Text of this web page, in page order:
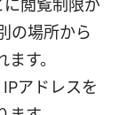
閲覧制限が
の場所から
す。
アドレスを